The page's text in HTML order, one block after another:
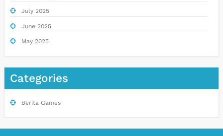
July 2025
June 2025
May 2025
Categories
Berita Games